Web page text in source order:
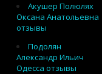
Акушер Полюлях
Оксана Анатольевна
отзывы
Подолян
Александр Ильич
Одесса отзывы